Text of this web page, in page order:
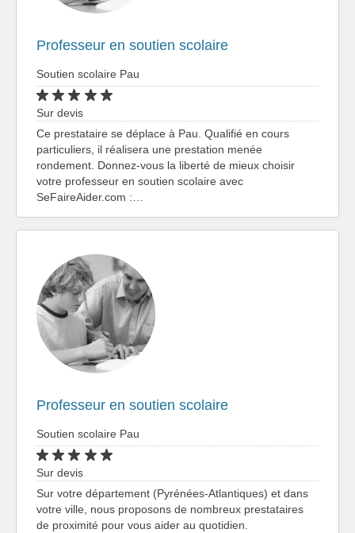
Professeur en soutien scolaire
Soutien scolaire Pau
Sur devis
Ce prestataire se déplace à Pau. Qualifié en cours
particuliers, il réalisera une prestation menée
rondement. Donnez-vous la liberté de mieux choisir
votre professeur en soutien scolaire avec
SeFaireAider.com :…
Professeur en soutien scolaire
Soutien scolaire Pau
Sur devis
Sur votre département (Pyrénées-Atlantiques) et dans
votre ville, nous proposons de nombreux prestataires
de proximité pour vous aider au quotidien.